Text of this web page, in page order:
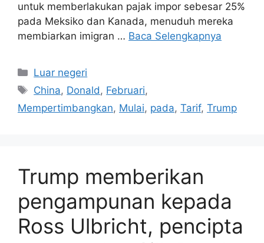
untuk memberlakukan pajak impor sebesar 25%
pada Meksiko dan Kanada, menuduh mereka
membiarkan imigran … Baca Selengkapnya
Kategori
Luar negeri
Tag
China, Donald, Februari,
Mempertimbangkan, Mulai, pada, Tarif, Trump
Trump memberikan
pengampunan kepada
Ross Ulbricht, pencipta